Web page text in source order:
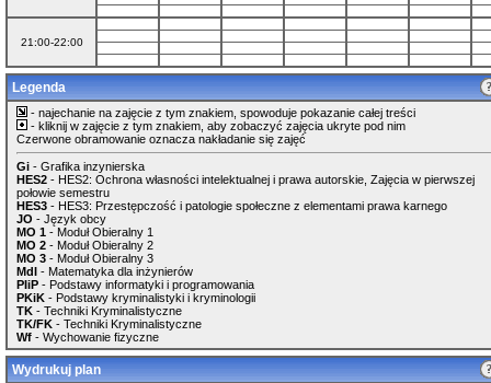
21:00-22:00
Legenda
- najechanie na zajęcie z tym znakiem, spowoduje pokazanie całej treści
- kliknij w zajęcie z tym znakiem, aby zobaczyć zajęcia ukryte pod nim
Czerwone obramowanie oznacza nakładanie się zajęć
Gi - Grafika inzynierska
HES2 - HES2: Ochrona własności intelektualnej i prawa autorskie, Zajęcia w pierwszej
połowie semestru
HES3 - HES3: Przestępczość i patologie społeczne z elementami prawa karnego
JO - Język obcy
MO 1 - Moduł Obieralny 1
MO 2 - Moduł Obieralny 2
MO 3 - Moduł Obieralny 3
MdI - Matematyka dla inżynierów
PIiP - Podstawy informatyki i programowania
PKiK - Podstawy kryminalistyki i kryminologii
TK - Techniki Kryminalistyczne
TK/FK - Techniki Kryminalistyczne
Wf - Wychowanie fizyczne
Wydrukuj plan